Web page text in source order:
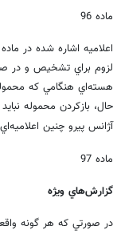
ماده 96
لزوم براي تشخيص و در
هسته‌اي هنگامي كه
حال، بازكردن محموله
آژانس پيرو چنين
ماده 97
گزارش‌هاي ويژه
در صورتي كه هر گونه